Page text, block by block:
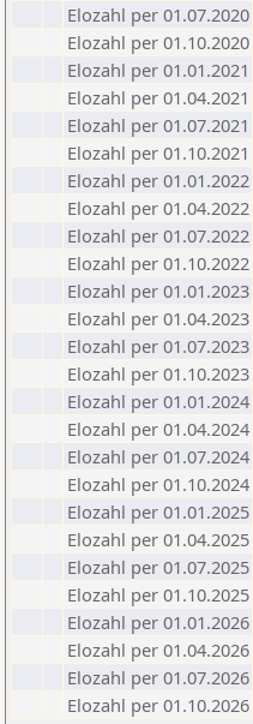
Elozahl per 01.07.2020
Elozahl per 01.10.2020
Elozahl per 01.01.2021
Elozahl per 01.04.2021
Elozahl per 01.07.2021
Elozahl per 01.10.2021
Elozahl per 01.01.2022
Elozahl per 01.04.2022
Elozahl per 01.07.2022
Elozahl per 01.10.2022
Elozahl per 01.01.2023
Elozahl per 01.04.2023
Elozahl per 01.07.2023
Elozahl per 01.10.2023
Elozahl per 01.01.2024
Elozahl per 01.04.2024
Elozahl per 01.07.2024
Elozahl per 01.10.2024
Elozahl per 01.01.2025
Elozahl per 01.04.2025
Elozahl per 01.07.2025
Elozahl per 01.10.2025
Elozahl per 01.01.2026
Elozahl per 01.04.2026
Elozahl per 01.07.2026
Elozahl per 01.10.2026